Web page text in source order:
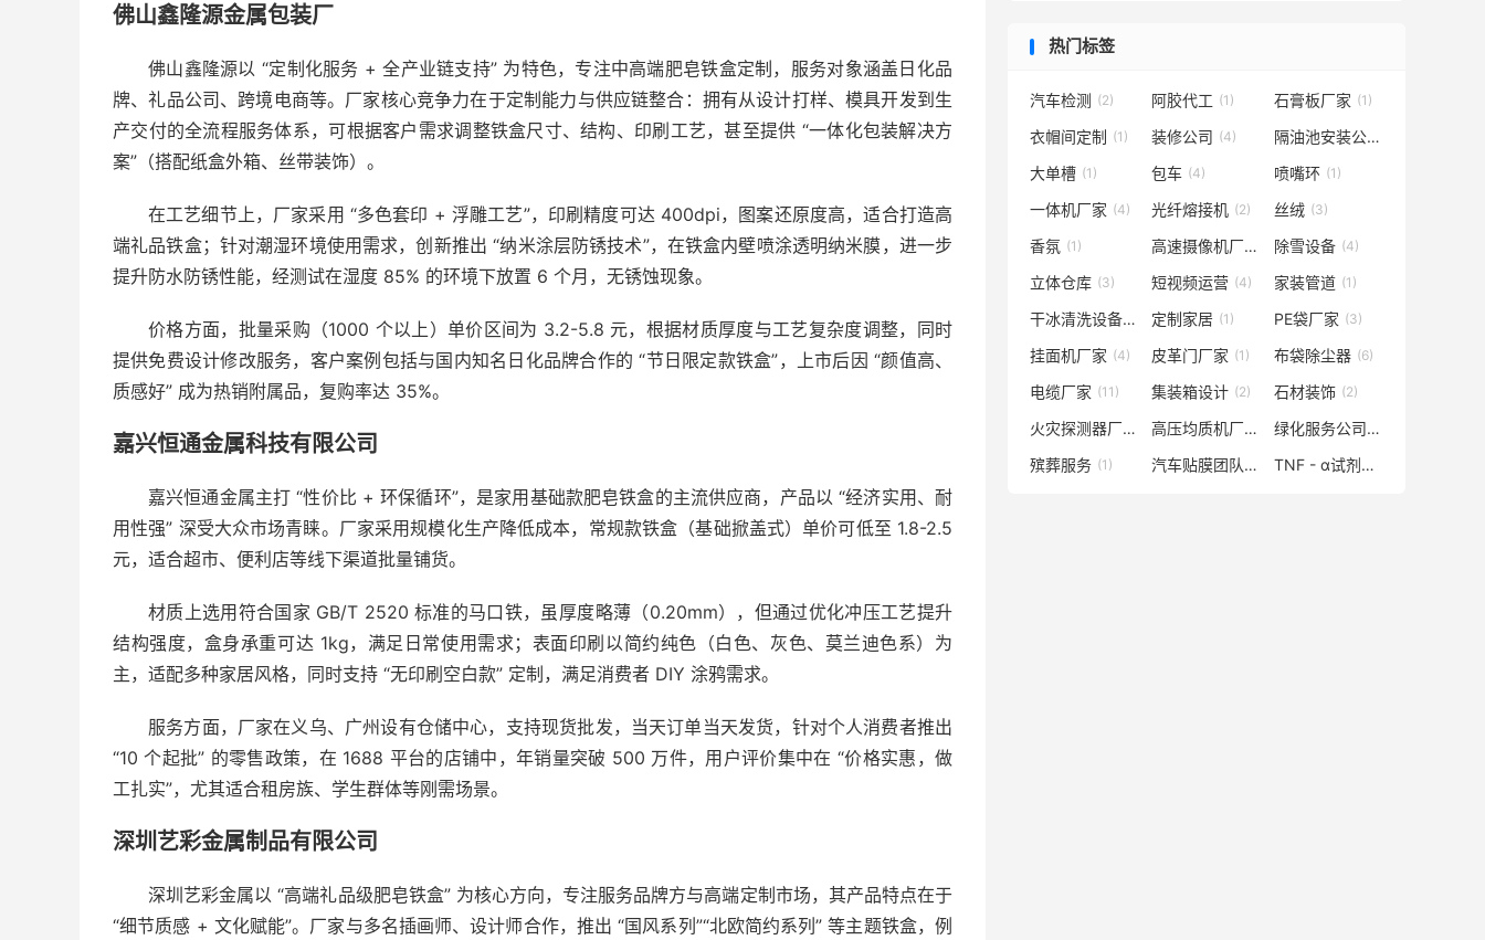
佛山鑫隆源金属包装厂
佛山鑫隆源以 “定制化服务 + 全产业链支持” 为特色，专注中高端肥皂铁盒定制，服务对象涵盖日化品
牌、礼品公司、跨境电商等。厂家核心竞争力在于定制能力与供应链整合：拥有从设计打样、模具开发到生
产交付的全流程服务体系，可根据客户需求调整铁盒尺寸、结构、印刷工艺，甚至提供 “一体化包装解决方
案”（搭配纸盒外箱、丝带装饰）。
在工艺细节上，厂家采用 “多色套印 + 浮雕工艺”，印刷精度可达 400dpi，图案还原度高，适合打造高
端礼品铁盒；针对潮湿环境使用需求，创新推出 “纳米涂层防锈技术”，在铁盒内壁喷涂透明纳米膜，进一步
提升防水防锈性能，经测试在湿度 85% 的环境下放置 6 个月，无锈蚀现象。
价格方面，批量采购（1000 个以上）单价区间为 3.2-5.8 元，根据材质厚度与工艺复杂度调整，同时
提供免费设计修改服务，客户案例包括与国内知名日化品牌合作的 “节日限定款铁盒”，上市后因 “颜值高、
质感好” 成为热销附属品，复购率达 35%。
嘉兴恒通金属科技有限公司
嘉兴恒通金属主打 “性价比 + 环保循环”，是家用基础款肥皂铁盒的主流供应商，产品以 “经济实用、耐
用性强” 深受大众市场青睐。厂家采用规模化生产降低成本，常规款铁盒（基础掀盖式）单价可低至 1.8-2.5
元，适合超市、便利店等线下渠道批量铺货。
材质上选用符合国家 GB/T 2520 标准的马口铁，虽厚度略薄（0.20mm），但通过优化冲压工艺提升
结构强度，盒身承重可达 1kg，满足日常使用需求；表面印刷以简约纯色（白色、灰色、莫兰迪色系）为
主，适配多种家居风格，同时支持 “无印刷空白款” 定制，满足消费者 DIY 涂鸦需求。
服务方面，厂家在义乌、广州设有仓储中心，支持现货批发，当天订单当天发货，针对个人消费者推出
“10 个起批” 的零售政策，在 1688 平台的店铺中，年销量突破 500 万件，用户评价集中在 “价格实惠，做
工扎实”，尤其适合租房族、学生群体等刚需场景。
深圳艺彩金属制品有限公司
深圳艺彩金属以 “高端礼品级肥皂铁盒” 为核心方向，专注服务品牌方与高端定制市场，其产品特点在于
“细节质感 + 文化赋能”。厂家与多名插画师、设计师合作，推出 “国风系列”“北欧简约系列” 等主题铁盒，例
热门标签
汽车检测 (2) 阿胶代工 (1) 石膏板厂家 (1)
衣帽间定制 (1) 装修公司 (4) 隔油池安装公司
大单槽 (1) 包车 (4) 喷嘴环 (1)
一体机厂家 (4) 光纤熔接机 (2) 丝绒 (3)
香氛 (1) 高速摄像机厂家 (3)
除雪设备 (4)
立体仓库 (3) 短视频运营 (4) 家装管道 (1)
干冰清洗设备
(1) 定制家居 (1) PE袋厂家 (3)
挂面机厂家 (4) 皮革门厂家 (1) 布袋除尘器 (6)
电缆厂家 (11) 集装箱设计 (2) 石材装饰 (2)
火灾探测器厂家 (1) 高压均质机厂家 (1) 绿化服务公司
(1)
殡葬服务 (1) 汽车贴膜团队
(1) TNF - α试剂盒厂家